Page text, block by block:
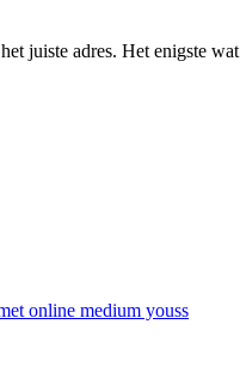
juiste adres. Het enigste wat